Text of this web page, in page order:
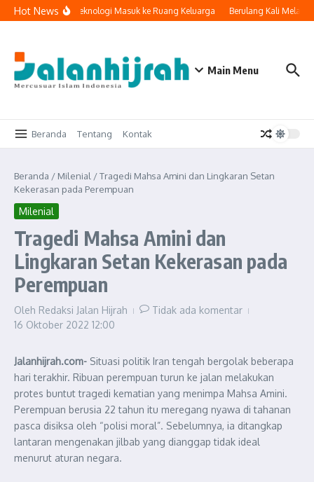
Lewati ke konten
Hot NewsKetika Teknologi Masuk ke Ruang Keluarga Berulang Kali
Main Menu
Beranda Tentang Kontak
Beranda / Milenial /Tragedi Mahsa Amini dan Lingkaran Setan
Kekerasan pada Perempuan
Milenial
Tragedi Mahsa Amini dan
Lingkaran Setan Kekerasan pada
Perempuan
Oleh Redaksi Jalan Hijrah
Tidak ada komentar
16 Oktober 2022 12:00
Jalanhijrah.com- Situasi politik Iran tengah bergolak beberapa
hari terakhir. Ribuan perempuan turun ke jalan melakukan
protes buntut tragedi kematian yang menimpa Mahsa Amini.
Perempuan berusia 22 tahun itu meregang nyawa di tahanan
pasca disiksa oleh “polisi moral”. Sebelumnya, ia ditangkap
lantaran mengenakan jilbab yang dianggap tidak ideal
menurut aturan negara.